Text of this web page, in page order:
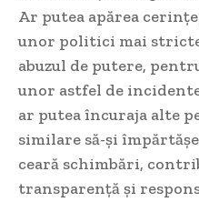
Ar putea apărea
unor politici mai
abuzul de putere,
unor astfel de
ar putea încuraja alte
similare să-și
ceară schimbări,
transparență și